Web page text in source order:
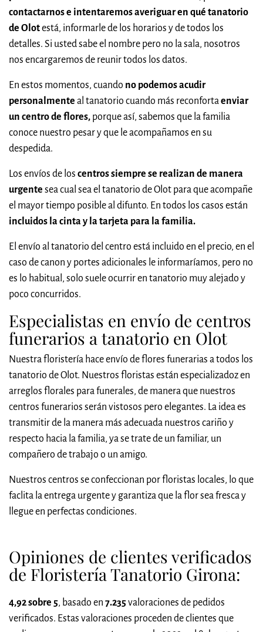
contactarnos e intentaremos averiguar en qué tanatorio
de Olotestá, informarle de los horarios y de todos los
detalles. Si usted sabe el nombre pero no la sala, nosotros
nos encargaremos de reunir todos los datos.
En estos momentos, cuando no podemos acudir
personalmente al tanatorio cuando más reconfortaenviar
un centro de flores, porque así, sabemos que la familia
conoce nuestro pesar y que le acompañamos en su
despedida.
Los envíos de los centros siempre se realizan de manera
urgente sea cual sea el tanatorio de Olot para que acompañe
el mayor tiempo posible al difunto. En todos los casos están
incluidos la cinta y la tarjeta para la familia.
El envío al tanatorio del centro está incluido en el precio, en el
caso de canon y portes adicionales le informaríamos, pero no
es lo habitual, solo suele ocurrir en tanatorio muy alejado y
poco concurridos.
Especialistas en envío de centros
funerarios a tanatorio en Olot
Nuestra floristería hace envío de flores funerarias a todos los
tanatorio de Olot. Nuestros floristas están especializadoz en
arreglos florales para funerales, de manera que nuestros
centros funerarios serán vistosos pero elegantes. La idea es
transmitir de la manera más adecuada nuestros cariño y
respecto hacia la familia, ya se trate de un familiar, un
compañero de trabajo o un amigo.
Nuestros centros se confeccionan por floristas locales, lo que
faclita la entrega urgente y garantiza que la flor sea fresca y
llegue en perfectas condiciones.
Opiniones de clientes verificados
de Floristería Tanatorio Girona:
4,92 sobre 5, basado en 7.235valoraciones de pedidos
verificados. Estas valoraciones proceden de clientes que